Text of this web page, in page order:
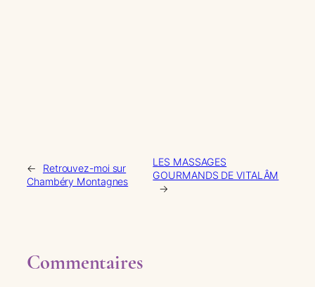
←
Retrouvez-moi sur
Chambéry Montagnes
LES MASSAGES
GOURMANDS DE VITALÂM
→
Commentaires